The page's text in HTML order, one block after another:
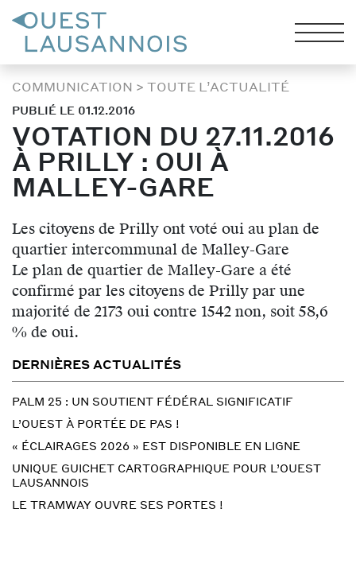
COMMUNICATION > TOUTE L’ACTUALITÉ
PUBLIÉ LE 01.12.2016
VOTATION DU 27.11.2016
À PRILLY : OUI À
MALLEY-GARE
Les citoyens de Prilly ont voté oui au plan de
quartier intercommunal de Malley-Gare
Le plan de quartier de Malley-Gare a été
confirmé par les citoyens de Prilly par une
majorité de 2173 oui contre 1542 non, soit 58,6
% de oui.
DERNIÈRES ACTUALITÉS
PALM 25 : UN SOUTIENT FÉDÉRAL SIGNIFICATIF
L’OUEST À PORTÉE DE PAS !
« ÉCLAIRAGES 2026 » EST DISPONIBLE EN LIGNE
UNIQUE GUICHET CARTOGRAPHIQUE POUR L’OUEST
LAUSANNOIS
LE TRAMWAY OUVRE SES PORTES !